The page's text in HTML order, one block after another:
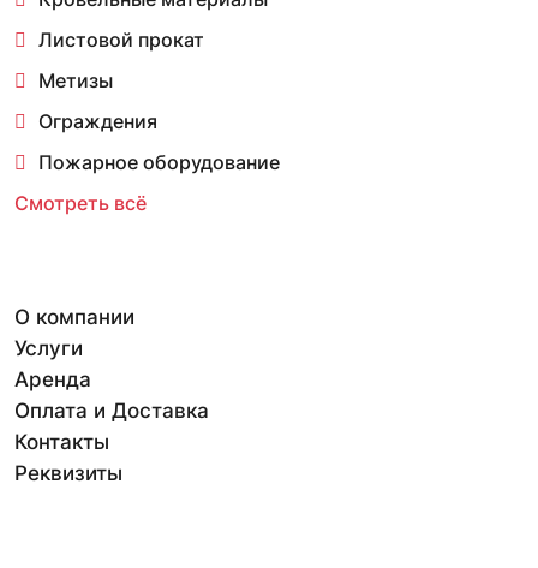
Листовой прокат
Метизы
Ограждения
Пожарное оборудование
Смотреть всё
О компании
Услуги
Аренда
Оплата и Доставка
Контакты
Реквизиты